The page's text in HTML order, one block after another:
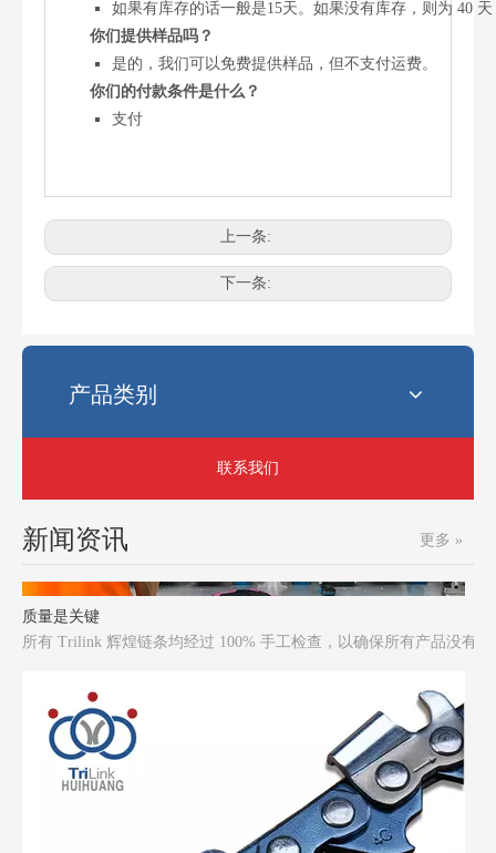
如果有库存的话一般是15天。如果没有库存，则为 40
你们提供样品吗？
是的，我们可以免费提供样品，但不支付运费。
你们的付款条件是什么？
支付
上一条:
下一条:
产品类别
联系我们
新闻资讯 更多 »
电锯最常见的链条尺寸是多少？
选择正确的链锯链条尺寸可能会令人困惑。使用错误的链条会影响
所有 Trilink 辉煌链条均经过 100% 手工检查，以确保所有产品没有